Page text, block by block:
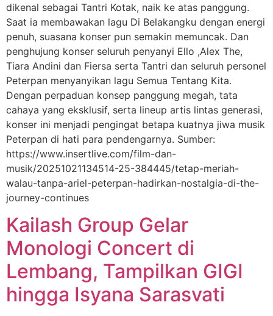
dikenal sebagai Tantri Kotak, naik ke atas panggung.
Saat ia membawakan lagu Di Belakangku dengan energi
penuh, suasana konser pun semakin memuncak. Dan
penghujung konser seluruh penyanyi Ello ,Alex The,
Tiara Andini dan Fiersa serta Tantri dan seluruh personel
Peterpan menyanyikan lagu Semua Tentang Kita.
Dengan perpaduan konsep panggung megah, tata
cahaya yang eksklusif, serta lineup artis lintas generasi,
konser ini menjadi pengingat betapa kuatnya jiwa musik
Peterpan di hati para pendengarnya. Sumber:
https://www.insertlive.com/film-dan-
musik/20251021134514-25-384445/tetap-meriah-
walau-tanpa-ariel-peterpan-hadirkan-nostalgia-di-the-
journey-continues
Kailash Group Gelar
Monologi Concert di
Lembang, Tampilkan GIGI
hingga Isyana Sarasvati